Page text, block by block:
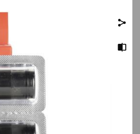
برای فعال شدن سبد خرید و نمایش
قیمت ، گزینه های محصول را از کادر
آخرین بروزرسانی قیمت: 13